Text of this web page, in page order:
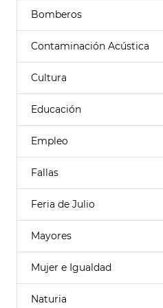
Bomberos
Contaminación Acústica
Cultura
Educación
Empleo
Fallas
Feria de Julio
Mayores
Mujer e Igualdad
Naturia